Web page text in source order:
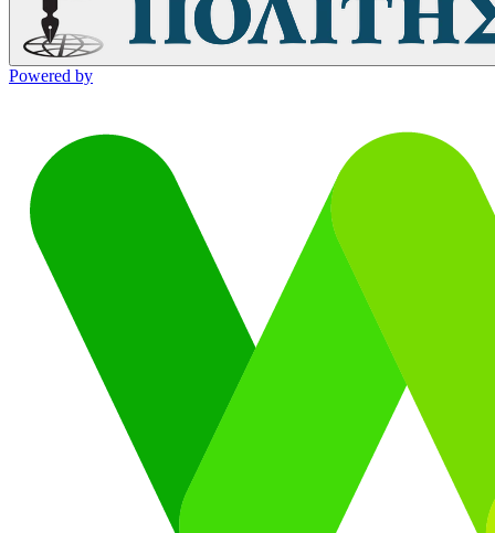
Powered by